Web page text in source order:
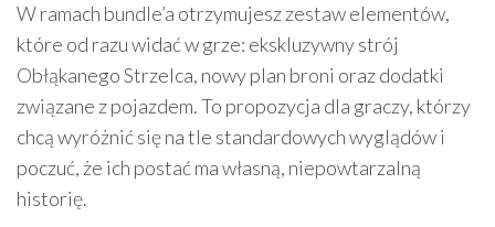
W ramach bundle’a otrzymujesz zestaw elementów,
które od razu widać w grze: ekskluzywny strój
Obłąkanego Strzelca, nowy plan broni oraz dodatki
związane z pojazdem. To propozycja dla graczy, którzy
chcą wyróżnić się na tle standardowych wyglądów i
poczuć, że ich postać ma własną, niepowtarzalną
historię.